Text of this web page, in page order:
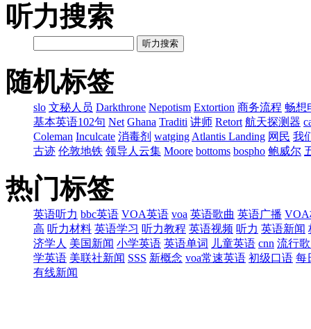
听力搜索
听力搜索
随机标签
slo 文秘人员 Darkthrone Nepotism Extortion 商务流程 畅想
基本英语102句 Net Ghana Traditi 讲师 Retort 航天探测器
Coleman Inculcate 消毒剂 watging Atlantis Landing 网民 我
古迹 伦敦地铁 领导人云集 Moore bottoms bospho 鲍威尔
热门标签
英语听力 bbc英语 VOA英语 voa 英语歌曲 英语广播 VOA
高 听力材料 英语学习 听力教程 英语视频 听力 英语新闻
济学人 美国新闻 小学英语 英语单词 儿童英语 cnn 流行
学英语 美联社新闻 SSS 新概念 voa常速英语 初级口语 每
有线新闻